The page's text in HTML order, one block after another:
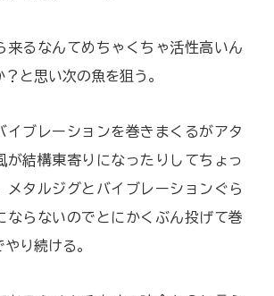
来るなんてめちゃくちゃ活性高いん
？と思い次の魚を狙う。
イブレーションを巻きまくるがアタ
が結構東寄りになったりしてちょっ
メタルジグとバイブレーションぐら
ならないのでとにかくぶん投げて巻
り続ける。